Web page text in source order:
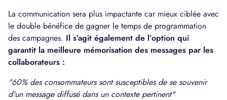
La communication sera plus impactante car mieux ciblée avec
le double bénéfice de gagner le temps de programmation
des campagnes. Il s’agit également de l’option qui
garantit la meilleure mémorisation des messages par les
collaborateurs :
"60% des consommateurs sont susceptibles de se souvenir
d'un message diffusé dans un contexte pertinent"